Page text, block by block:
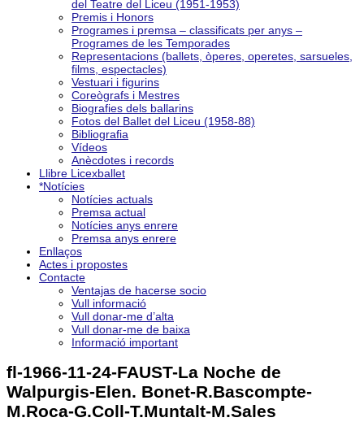
del Teatre del Liceu (1951-1953)
Premis i Honors
Programes i premsa – classificats per anys –
Programes de les Temporades
Representacions (ballets, òperes, operetes, sarsueles,
films, espectacles)
Vestuari i figurins
Coreògrafs i Mestres
Biografies dels ballarins
Fotos del Ballet del Liceu (1958-88)
Bibliografia
Vídeos
Anècdotes i records
Llibre Licexballet
*Notícies
Notícies actuals
Premsa actual
Notícies anys enrere
Premsa anys enrere
Enllaços
Actes i propostes
Contacte
Ventajas de hacerse socio
Vull informació
Vull donar-me d’alta
Vull donar-me de baixa
Informació important
fl-1966-11-24-FAUST-La Noche de
Walpurgis-Elen. Bonet-R.Bascompte-
M.Roca-G.Coll-T.Muntalt-M.Sales